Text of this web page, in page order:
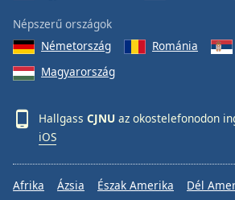
Népszerű országok
Németország
Románia
Magyarország
Hallgass CJNU az okostelefonodon
iOS
Afrika Ázsia Észak Amerika Dél